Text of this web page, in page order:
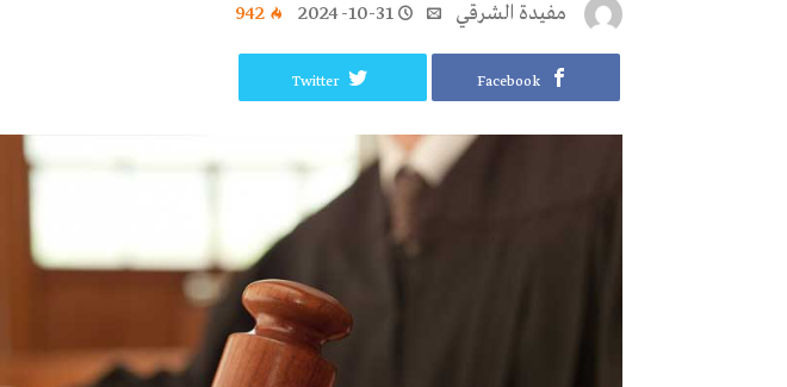
مفيدة الشرقي 2024-10-31
942
Facebook
Twitter